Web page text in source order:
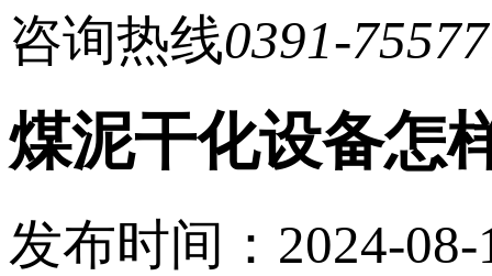
咨询热线0391-
煤泥干化设备怎
发布时间：2024-08-